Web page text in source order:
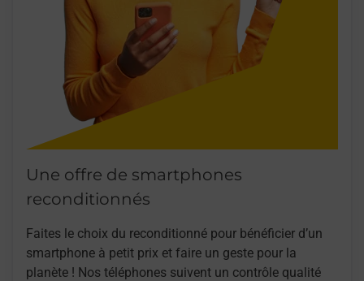
Une offre de smartphones
reconditionnés
Faites le choix du reconditionné pour bénéficier d’un
smartphone à petit prix et faire un geste pour la
planète ! Nos téléphones suivent un contrôle qualité